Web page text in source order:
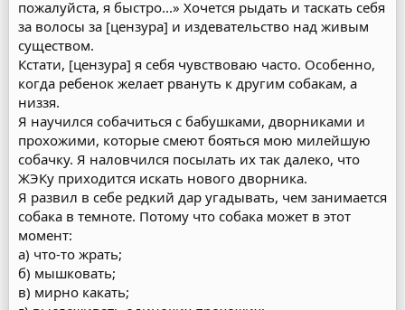
пожалуйста, я быстро...» Хочется рыдать и таскать себя
за волосы за [цензура] и издевательство над живым
существом.
Кстати, [цензура] я себя чувствоваю часто. Особенно,
когда ребенок желает рвануть к другим собакам, а
низзя.
Я научился собачиться с бабушками, дворниками и
прохожими, которые смеют бояться мою милейшую
собачку. Я наловчился посылать их так далеко, что
ЖЭКу приходится искать нового дворника.
Я развил в себе редкий дар угадывать, чем занимается
собака в темноте. Потому что собака может в этот
момент:
а) что-то жрать;
б) мышковать;
в) мирно какать;